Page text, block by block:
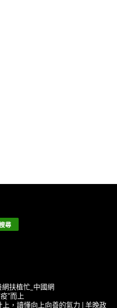
尋
扶植忙_中國網
”而上
上，讀懂向上向善的氣力 | 羊晚政